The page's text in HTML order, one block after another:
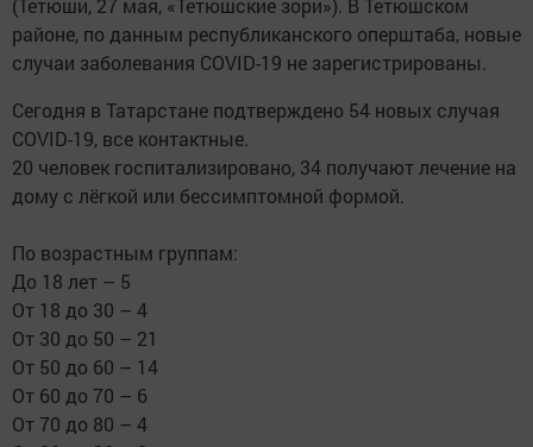
(Тетюши, 27 мая, «Тетюшские зори»). В Тетюшском
районе, по данным республиканского оперштаба, новые
случаи заболевания COVID-19 не зарегистрированы.
Сегодня в Татарстане подтверждено 54 новых случая
COVID-19, все контактные.
20 человек госпитализировано, 34 получают лечение на
дому с лёгкой или бессимптомной формой.
По возрастным группам:
До 18 лет – 5
От 18 до 30 – 4
От 30 до 50 – 21
От 50 до 60 – 14
От 60 до 70 – 6
От 70 до 80 – 4